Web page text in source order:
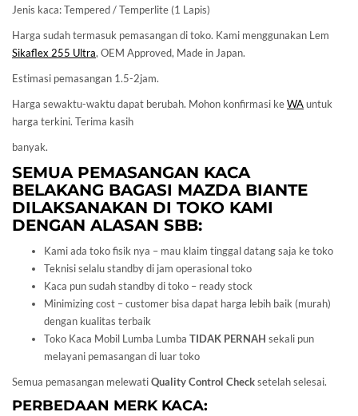
Jenis kaca: Tempered / Temperlite (1 Lapis)
Harga sudah termasuk pemasangan di toko. Kami menggunakan Lem
Sikaflex 255 Ultra, OEM Approved, Made in Japan.
Estimasi pemasangan 1.5-2jam.
Harga sewaktu-waktu dapat berubah. Mohon konfirmasi keWAuntuk
harga terkini. Terima kasih
banyak.
SEMUA PEMASANGAN KACA
BELAKANG BAGASI MAZDABIANTE
DILAKSANAKAN DI TOKO KAMI
DENGAN ALASAN SBB:
Kami ada toko fisik nya – mau klaim tinggal datang saja ke toko
Teknisi selalu standby di jam operasional toko
Kaca pun sudah standby di toko – ready stock
Minimizing cost – customer bisa dapat harga lebih baik (murah)
dengan kualitas terbaik
Toko Kaca Mobil Lumba Lumba TIDAK PERNAH sekali pun
melayani pemasangan di luar toko
Semua pemasangan melewatiQuality Control Checksetelah selesai.
PERBEDAAN MERK KACA: